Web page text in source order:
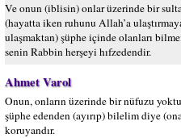
Ve onun (iblisin) onlar üzerinde bir
(hayatta iken ruhunu Allah’a
ulaşmaktan) şüphe içinde olanları
senin Rabbin herşeyi hıfzedendir.
Ahmet Varol
Onun, onların üzerinde bir nüfuzu
şüphe edenden (ayırıp) bilelim diye
koruyandır.